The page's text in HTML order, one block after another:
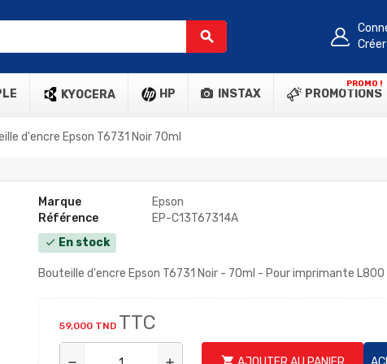
search
KYOCERA HP INSTAX PROMOTIONS
PROMO !
d'encre Epson T6731 Noir 70ml
Marque
Epson
Référence
EP-C13T67314A
check En stock
Bouteille d'encre Epson T6731 Noir - 70ml - Pour imprimante
59,000 TND TTC
shopping_cart